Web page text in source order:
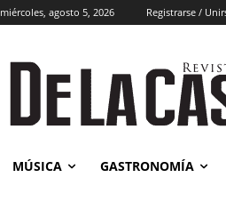
miércoles, agosto 5, 2026 Registrarse /
MÚSICA GASTRONOMÍA